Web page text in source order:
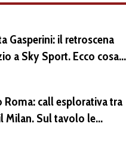
Gasperini: il retroscena
a Sky Sport. Ecco cosa
con la proprietà
Roma: call esplorativa tra
Milan. Sul tavolo le
e Soulé